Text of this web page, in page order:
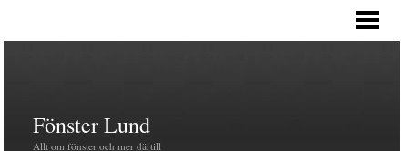
Fönster Lund
Allt om fönster och mer därtill